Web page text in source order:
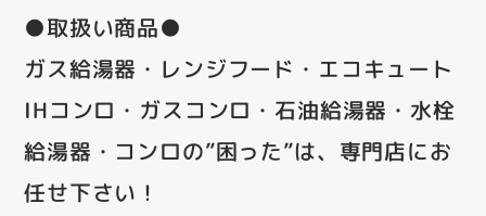
●取扱い商品●
ガス給湯器・レンジフード・エコキュート
IHコンロ・ガスコンロ・石油給湯器・水栓
給湯器・コンロの”困った”は、専門店にお
任せ下さい！